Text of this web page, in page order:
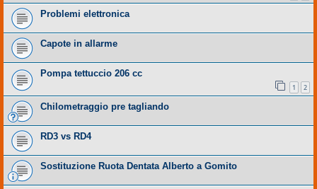
Problemi elettronica
Capote in allarme
Pompa tettuccio 206 cc
1 2
Chilometraggio pre tagliando
RD3 vs RD4
Sostituzione Ruota Dentata Alberto a Gomito